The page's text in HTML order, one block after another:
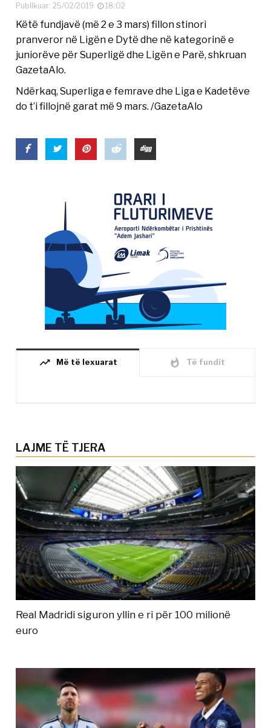
Publikuar: 25/02/2019
18:02
Këtë fundjavë (më 2 e 3 mars) fillon stinori
pranveror në Ligën e Dytë dhe në kategorinë e
juniorëve për Superligë dhe Ligën e Parë, shkruan
GazetaAlo.
Ndërkaq, Superliga e femrave dhe Liga e Kadetëve
do t’i fillojnë garat më 9 mars. /GazetaAlo
trending_up Më të lexuarat whatshot Të fundit
LAJME TË TJERA
Real Madridi siguron yllin e ri për 100 milionë
euro